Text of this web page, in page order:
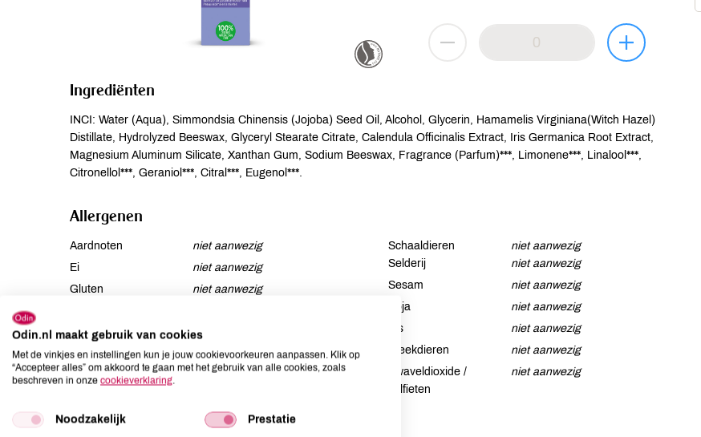
Ingrediënten
INCI: Water (Aqua), Simmondsia Chinensis (Jojoba) Seed Oil, Alcohol, Glycerin, Hamamelis Virginiana(Witch Hazel)
Distillate, Hydrolyzed Beeswax, Glyceryl Stearate Citrate, Calendula Officinalis Extract, Iris Germanica Root Extract,
Magnesium Aluminum Silicate, Xanthan Gum, Sodium Beeswax, Fragrance (Parfum)***, Limonene***, Linalool***,
Citronellol***, Geraniol***, Citral***, Eugenol***.
Allergenen
Aardnoten
niet aanwezig
Ei
niet aanwezig
Gluten
niet aanwezig
Lupine
niet aanwezig
Mosterd
niet aanwezig
Noten
niet aanwezig
Schaaldieren
niet aanwezig
Selderij
niet aanwezig
Sesam
niet aanwezig
Soja
niet aanwezig
Vis
niet aanwezig
Weekdieren
niet aanwezig
Zwaveldioxide /
sulfieten
niet aanwezig
Odin.nl maakt gebruik van cookies
Met de vinkjes en instellingen kun je jouw cookievoorkeuren aanpassen. Klik op
“Accepteer alles” om akkoord te gaan met het gebruik van alle cookies, zoals
beschreven in onze cookieverklaring.
Noodzakelijk Prestatie